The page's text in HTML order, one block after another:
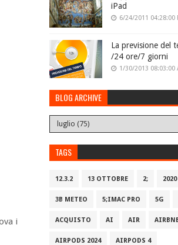
i
iPad
6/24/2011 04:28:00
La previsione del
/24 ore/7 giorni
1/30/2013 08:03:00
BLOG ARCHIVE
TAGS
12.3.2 13 OTTOBRE 2; 2020
3B METEO 5;IMAC PRO 5G
ACQUISTO AI AIR
AIRPODS 2024 AIRPODS 4